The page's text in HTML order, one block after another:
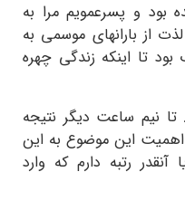
بود و پسرعمویم مرا به
از بارانهای موسمی به
تا اینکه زندگی چهره
نیم ساعت دیگر نتیجه
این موضوع به این
رتبه دارم که وارد